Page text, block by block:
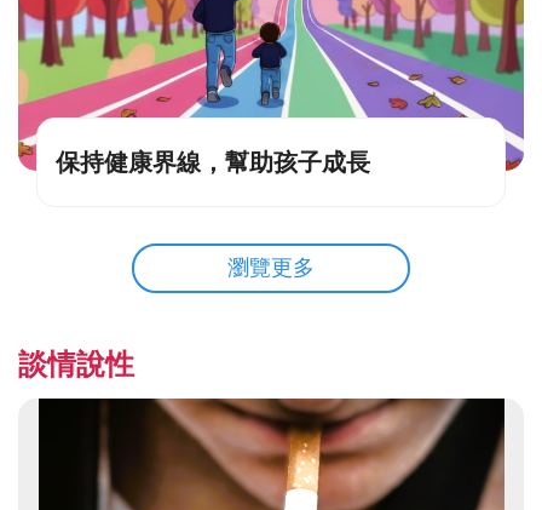
保持健康界線，幫助孩子成長
瀏覽更多
談情說性